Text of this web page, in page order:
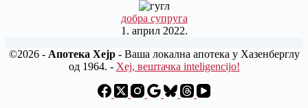
добра супруга
1. април 2022.
©2026 - Апотека Хејр- Ваша локална апотека у Хазенберглу
од 1964. - Хеј, вештачка inteligencijo!